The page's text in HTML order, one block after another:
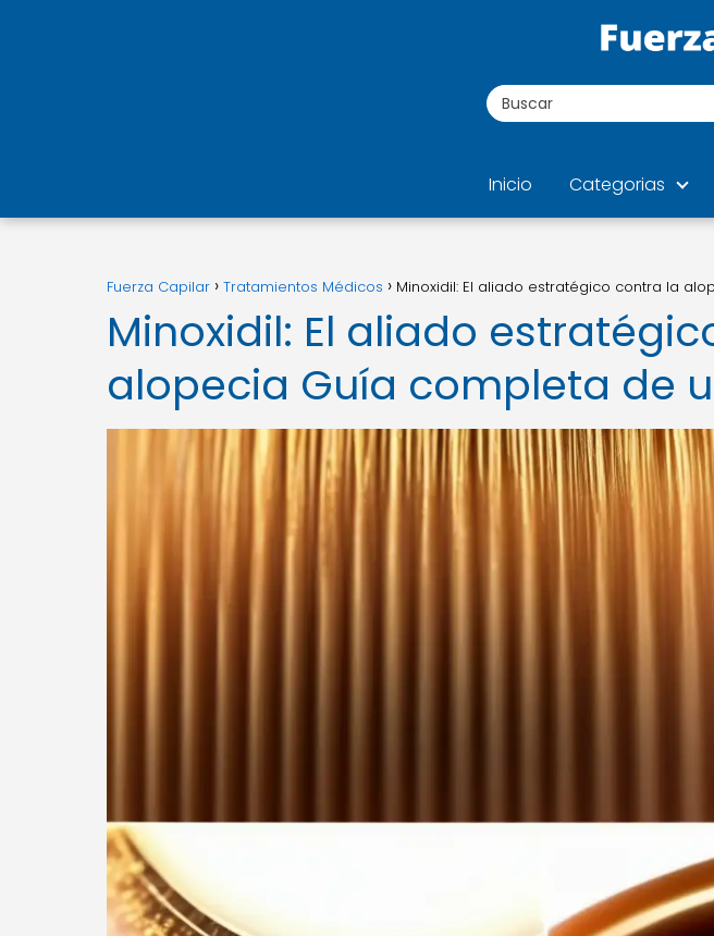
Inicio Categorias
Fuerza Capilar Tratamientos Médicos Minoxidil: El aliado estratégico contra la
Minoxidil: El aliado
alopecia Guía completa de